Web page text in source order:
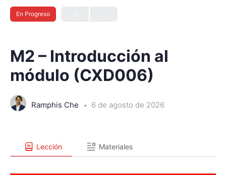
En Progreso
M2 – Introducción al
módulo (CXD006)
Ramphis Che 6 de agosto de 2026
Lección Materiales